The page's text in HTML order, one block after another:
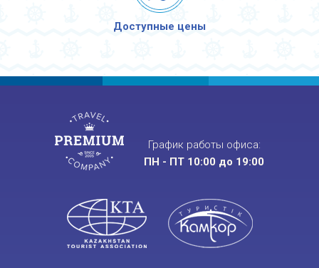
Доступные цены
График работы офиса:
ПН - ПТ 10:00 до 19:00